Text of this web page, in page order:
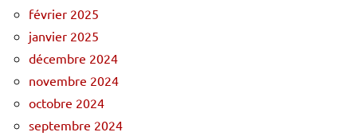
février 2025
janvier 2025
décembre 2024
novembre 2024
octobre 2024
septembre 2024